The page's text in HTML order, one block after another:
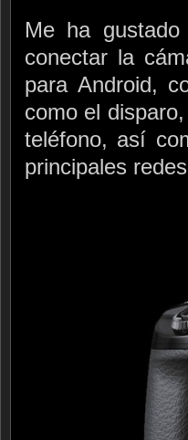
Me ha
conectar la
para Android,
como el
teléfono, así
principales